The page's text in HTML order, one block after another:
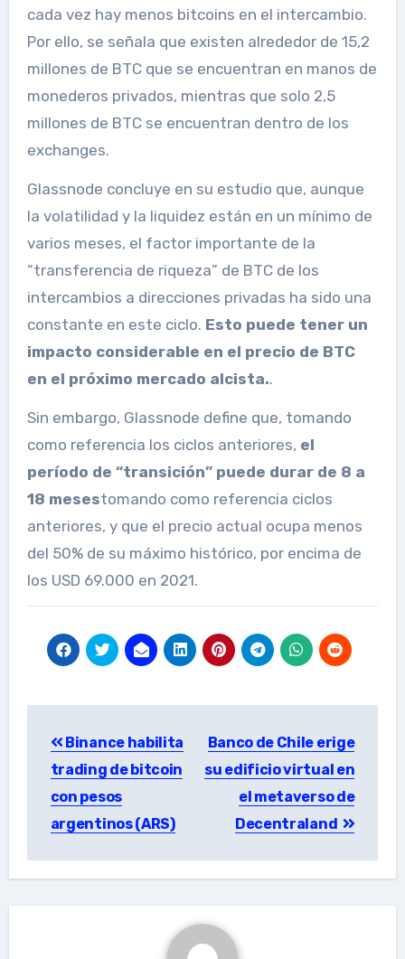
cada vez hay menos bitcoins en el intercambio.
Por ello, se señala que existen alrededor de 15,2
millones de BTC que se encuentran en manos de
monederos privados, mientras que solo 2,5
millones de BTC se encuentran dentro de los
exchanges.
Glassnode concluye en su estudio que, aunque
la volatilidad y la liquidez están en un mínimo de
varios meses, el factor importante de la
“transferencia de riqueza” de BTC de los
intercambios a direcciones privadas ha sido una
constante en este ciclo. Esto puede tener un
impacto considerable en el precio de BTC
en el próximo mercado alcista..
Sin embargo, Glassnode define que, tomando
como referencia los ciclos anteriores, el
período de “transición” puede durar de 8 a
18 mesestomando como referencia ciclos
anteriores, y que el precio actual ocupa menos
del 50% de su máximo histórico, por encima de
los USD 69.000 en 2021.
navigation
Binance habilita
trading de bitcoin
con pesos
argentinos (ARS)
Banco de Chile erige
su edificio virtual en
el metaverso de
Decentraland